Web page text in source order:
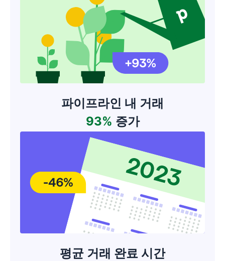
파이프라인 내 거래
93% 증가
평균 거래 완료 시간